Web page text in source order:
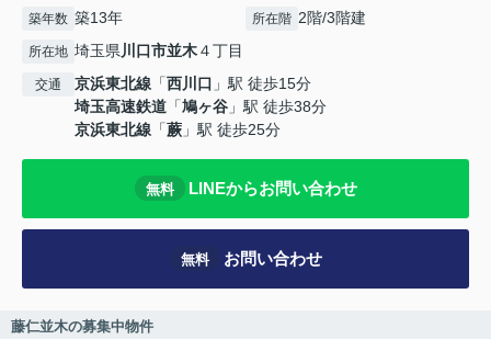
築年数 築13年 所在階 2階/3階建
所在地 埼玉県川口市並木４丁目
交通 京浜東北線 「西川口 」駅 徒歩15分
埼玉高速鉄道 「鳩ヶ谷 」駅 徒歩38分
京浜東北線 「蕨 」駅 徒歩25分
無料 LINEからお問い合わせ
無料 お問い合わせ
藤仁並木の募集中物件